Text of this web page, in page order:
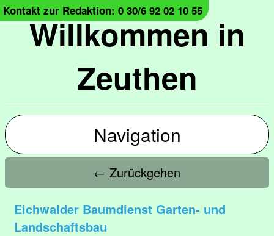
Willkommen in
Zeuthen
Kontakt zur Redaktion: 0 30/6 92 02 10 55
Navigation
← Zurückgehen
Eichwalder Baumdienst Garten- und
Landschaftsbau